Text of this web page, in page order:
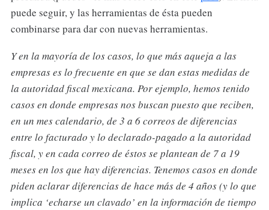
puede seguir, y las herramientas de ésta pueden
combinarse para dar con nuevas herramientas.
Y en la mayoría de los casos, lo que más aqueja a las
empresas es lo frecuente en que se dan estas medidas de
la autoridad fiscal mexicana. Por ejemplo, hemos tenido
casos en donde empresas nos buscan puesto que reciben,
en un mes calendario, de 3 a 6 correos de diferencias
entre lo facturado y lo declarado-pagado a la autoridad
fiscal, y en cada correo de éstos se plantean de 7 a 19
meses en los que hay diferencias. Tenemos casos en donde
piden aclarar diferencias de hace más de 4 años (y lo que
implica ‘echarse un clavado’ en la información de tiempo